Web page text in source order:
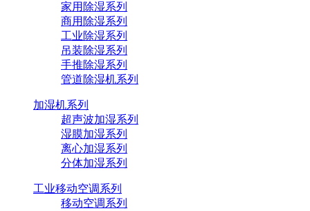
家用除湿系列
商用除湿系列
工业除湿系列
吊装除湿系列
手推除湿系列
管道除湿机系列
加湿机系列
超声波加湿系列
湿膜加湿系列
离心加湿系列
分体加湿系列
工业移动空调系列
移动空调系列